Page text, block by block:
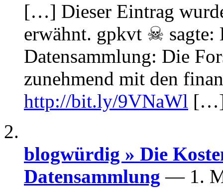
[…] Dieser Eintrag
erwähnt. gpkvt ☠ sagte:
Datensammlung: Die
zunehmend mit den
http://bit.ly/9VNaWl
blogwürdig » Die
Datensammlung — 1.